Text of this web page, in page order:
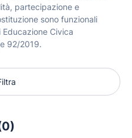
partecipazione e
sono funzionali
Civica
92/2019.